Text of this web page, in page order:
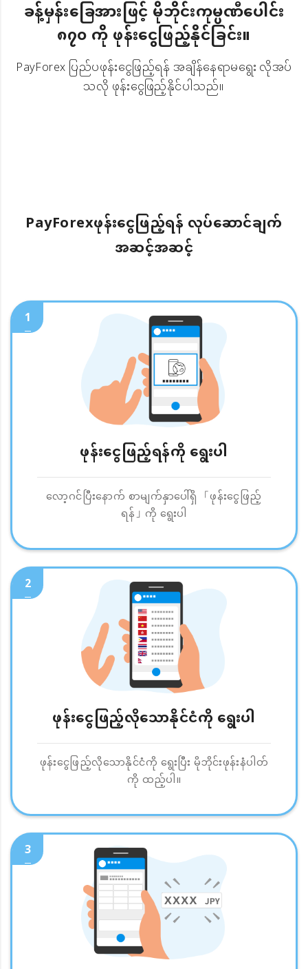
ခန့်မှန်းခြေအားဖြင့် မိုဘိုင်းကုမ္ပဏီပေါင်း
၈၇၀ ကို ဖုန်းငွေဖြည့်နိုင်ခြင်း။
PayForex ပြည်ပဖုန်းငွေဖြည့်ရန် အချိန်နေရာမရွေး လိုအပ်
သလို ဖုန်းငွေဖြည့်နိုင်ပါသည်။
PayForexဖုန်းငွေဖြည့်ရန် လုပ်ဆောင်ချက်
အဆင့်အဆင့်
1
ဖုန်းငွေဖြည့်ရန်ကို ရွေးပါ
လော့ဂင်ပြီးနောက် စာမျက်နှာပေါ်ရှိ 「ဖုန်းငွေဖြည့်
ရန်」ကို ရွေးပါ
2
ဖုန်းငွေဖြည့်လိုသောနိုင်ငံကို ရွေးပါ
ဖုန်းငွေဖြည့်လိုသောနိုင်ငံကို ရွေးပြီး မိုဘိုင်းဖုန်းနံပါတ်
ကို ထည့်ပါ။
3